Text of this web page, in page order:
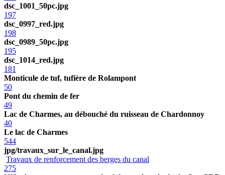
dsc_1001_50pc.jpg
197
dsc_0997_red.jpg
198
dsc_0989_50pc.jpg
195
dsc_1014_red.jpg
181
Monticule de tuf, tufière de Rolampont
50
Pont du chemin de fer
49
Lac de Charmes, au débouché du ruisseau de Chardonnoy
40
Le lac de Charmes
544
jpg/travaux_sur_le_canal.jpg
Travaux de renforcement des berges du canal
275